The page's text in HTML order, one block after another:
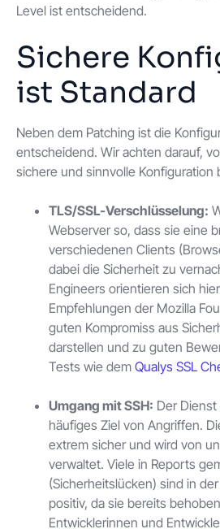
Level ist entscheidend.
Sichere
ist Standard
Neben dem Patching ist die
entscheidend. Wir achten darauf,
sichere und sinnvolle Konfiguration
TLS/SSL-Verschlüsselung:
Webserver so, dass sie eine
verschiedenen Clients
dabei die Sicherheit zu
Engineers orientieren sich
Empfehlungen der Mozilla
guten Kompromiss aus
darstellen und zu guten
Tests wie dem Qualys SSL
Umgang mit SSH: Der Dienst
häufiges Ziel von Angriffen.
extrem sicher und wird von
verwaltet. Viele in Reports
(Sicherheitslücken) sind in
positiv, da sie bereits
Entwicklerinnen und